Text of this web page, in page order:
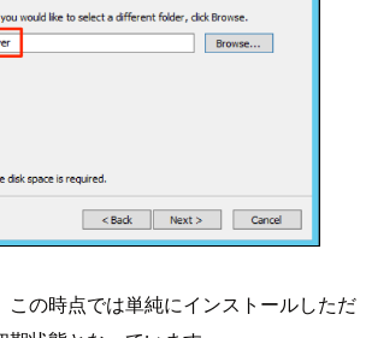
この時点では単純にインストールしただ